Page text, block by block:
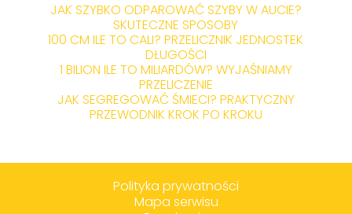
JAK SZYBKO ODPAROWAĆ SZYBY W AUCIE?
SKUTECZNE SPOSOBY
100 CM ILE TO CALI? PRZELICZNIK JEDNOSTEK
DŁUGOŚCI
1 BILION ILE TO MILIARDÓW? WYJAŚNIAMY
PRZELICZENIE
JAK SEGREGOWAĆ ŚMIECI? PRAKTYCZNY
PRZEWODNIK KROK PO KROKU
Polityka prywatności
Mapa serwisu